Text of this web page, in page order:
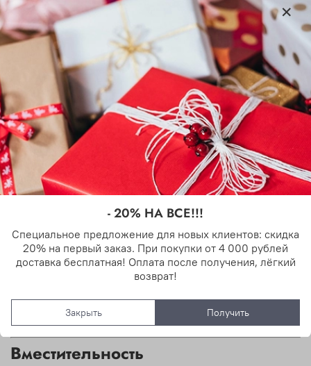
Стильный дизайн
– модная экокожа с
оригинальными брелоками
Практичность – продуманная организация
внутреннего пространства
Универсальность– подходит для работы,
прогулок, встреч
Отделения и карманы
Внешние:
Передний карман с декоративными брелоками
Задний карман на молнии
Внутренние:
Карман на молнии внутри
Вместительность
- 20% НА ВСЕ!!!
Специальное предложение для новых клиентов: скидка
20% на первый заказ. При покупки от 4 000 рублей
доставка бесплатная! Оплата после получения, лёгкий
возврат!
Закрыть Получить